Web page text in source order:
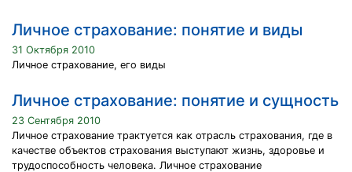
Личное страхование: понятие и виды
31 Октября 2010
Личное страхование, его виды
Личное страхование: понятие и сущность
23 Сентября 2010
Личное страхование трактуется как отрасль страхования, где в
качестве объектов страхования выступают жизнь, здоровье и
трудоспособность человека. Личное страхование